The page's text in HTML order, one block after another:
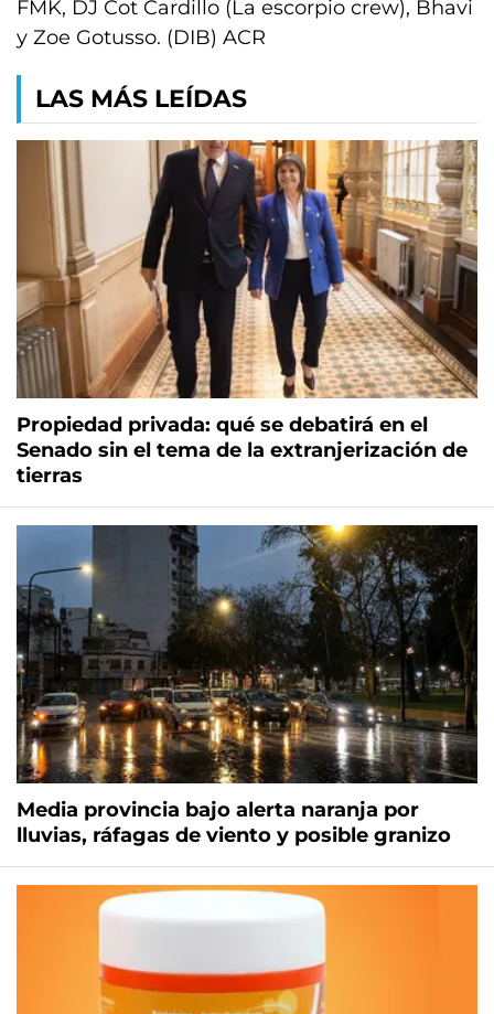
FMK, DJ Cot Cardillo (La escorpio crew), Bhavi
y Zoe Gotusso. (DIB) ACR
LAS MÁS LEÍDAS
Propiedad privada: qué se debatirá en el
Senado sin el tema de la extranjerización de
tierras
Media provincia bajo alerta naranja por
lluvias, ráfagas de viento y posible granizo